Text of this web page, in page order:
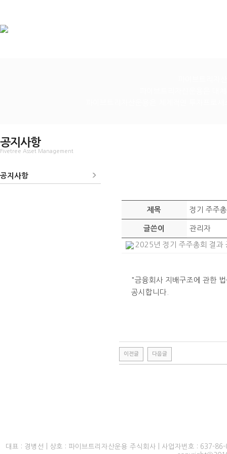
공지사항
Fivetree Asset Management
공지사항
제목 정기 주주
글쓴이 관리자
2025년 정기 주주총회 결
"금융회사 지배구조에 관한
공시합니다.
이전글 다음글
대표 : 경병선 | 상호 : 파이브트리자산운용 주식회사 | 사업자번호 : 637-